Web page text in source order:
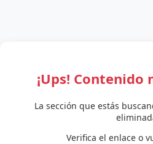
¡Ups! Contenido
La sección que estás
Verifica el enlace o